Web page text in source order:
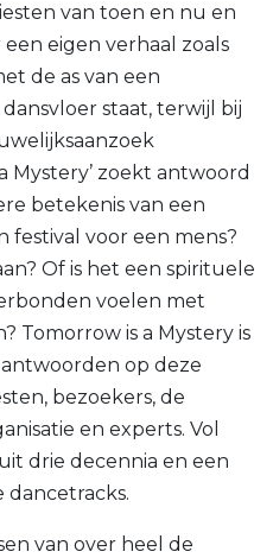
van toen en nu en
eigen verhaal zoals
de as van een
staat, terwijl bij
Mystery’ zoekt antwoord
betekenis van een
festival voor een mens?
Of is het een spirituele
voelen met
Tomorrow is a Mystery is
op deze
bezoekers, de
en experts. Vol
drie decennia en een
dancetracks.
van over heel de